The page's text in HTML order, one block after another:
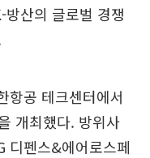
산의 글로벌 경쟁
항공 테크센터에서
개최했다. 방위사
디펜스&에어로스페